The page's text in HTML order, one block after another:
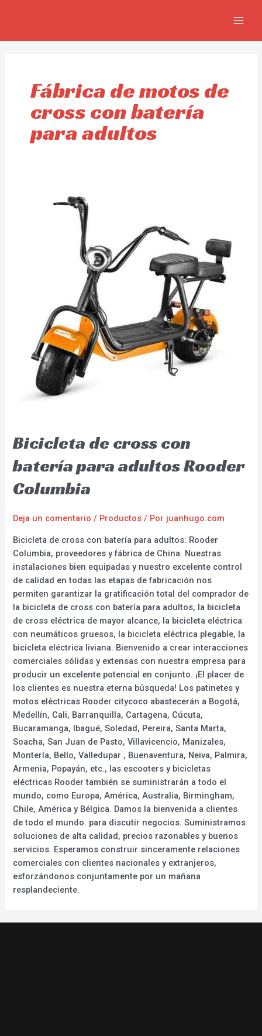
Fábrica de motos de
cross con batería
para adultos
Bicicleta de cross con
batería para adultos Rooder
Columbia
Deja un comentario / Productos / Por juanhugo.com
Bicicleta de cross con batería para adultos: Rooder
Columbia, proveedores y fábrica de China. Nuestras
instalaciones bien equipadas y nuestro excelente control
de calidad en todas las etapas de fabricación nos
permiten garantizar la gratificación total del comprador de
la bicicleta de cross con batería para adultos, la bicicleta
de cross eléctrica de mayor alcance, la bicicleta eléctrica
con neumáticos gruesos, la bicicleta eléctrica plegable, la
bicicleta eléctrica liviana. Bienvenido a crear interacciones
comerciales sólidas y extensas con nuestra empresa para
producir un excelente potencial en conjunto. ¡El placer de
los clientes es nuestra eterna búsqueda! Los patinetes y
motos eléctricas Rooder citycoco abastecerán a Bogotá,
Medellín, Cali, Barranquilla, Cartagena, Cúcuta,
Bucaramanga, Ibagué, Soledad, Pereira, Santa Marta,
Soacha, San Juan de Pasto, Villavicencio, Manizales,
Montería, Bello, Valledupar , Buenaventura, Neiva, Palmira,
Armenia, Popayán, etc., las escooters y bicicletas
eléctricas Rooder también se suministrarán a todo el
mundo, como Europa, América, Australia, Birmingham,
Chile, América y Bélgica. Damos la bienvenida a clientes
de todo el mundo. para discutir negocios. Suministramos
soluciones de alta calidad, precios razonables y buenos
servicios. Esperamos construir sinceramente relaciones
comerciales con clientes nacionales y extranjeros,
esforzándonos conjuntamente por un mañana
resplandeciente.